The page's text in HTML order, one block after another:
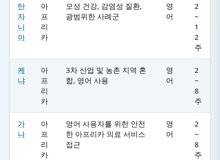
탄
자
니
아
아
프
리
카
모성 건강, 감염성 질환,
광범위한 사례군
영
어
2
~
1
2
주
케
냐
아
프
리
카
3차 산업 및 농촌 지역 혼
합, 영어 사용
영
어
2
~
8
주
가
나
아
프
리
카
영어 사용자를 위한 안전
한 아프리카 의료 서비스
접근
영
어
2
~
8
주